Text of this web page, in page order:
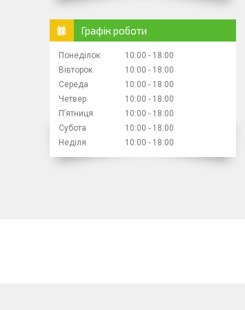
Графік роботи
Понеділок 10:00
18:00
Вівторок
10:00
18:00
Середа
10:00
18:00
Четвер
10:00
18:00
Пʼятниця
10:00
18:00
Субота
10:00
18:00
Неділя
10:00 18:00